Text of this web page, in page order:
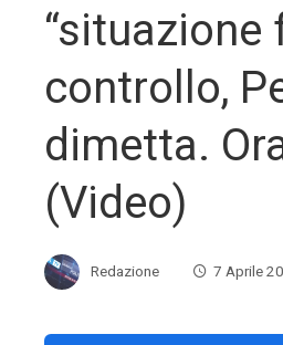
“situazione
controllo,
dimetta.
(Video)
Redazione
7 Aprile